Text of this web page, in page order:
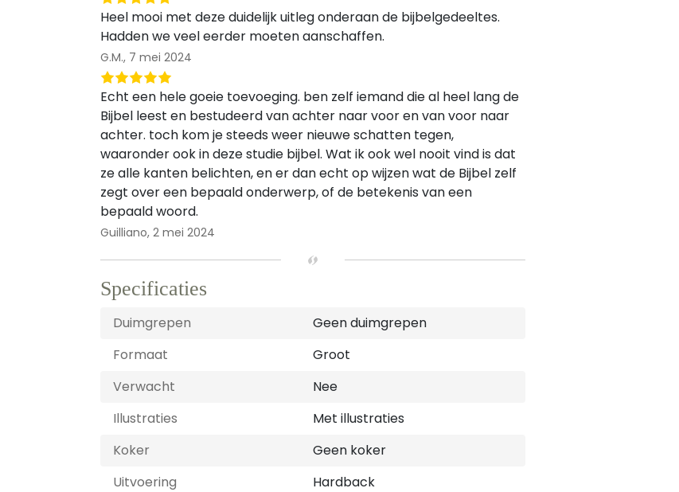
Heel mooi met deze duidelijk uitleg onderaan de bijbelgedeeltes.
Hadden we veel eerder moeten aanschaffen.
G.M., 7 mei 2024
Echt een hele goeie toevoeging. ben zelf iemand die al heel lang de
Bijbel leest en bestudeerd van achter naar voor en van voor naar
achter. toch kom je steeds weer nieuwe schatten tegen,
waaronder ook in deze studie bijbel. Wat ik ook wel nooit vind is dat
ze alle kanten belichten, en er dan echt op wijzen wat de Bijbel zelf
zegt over een bepaald onderwerp, of de betekenis van een
bepaald woord.
Guilliano, 2 mei 2024
Specificaties
Duimgrepen
Geen duimgrepen
Formaat
Groot
Verwacht
Nee
Illustraties
Met illustraties
Koker
Geen koker
Uitvoering
Hardback